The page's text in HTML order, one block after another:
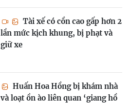
Tài xế có cồn cao gấp hơn 2
lần mức kịch khung, bị phạt và
giữ xe
Huấn Hoa Hồng bị khám nhà
và loạt ồn ào liên quan ‘giang hồ